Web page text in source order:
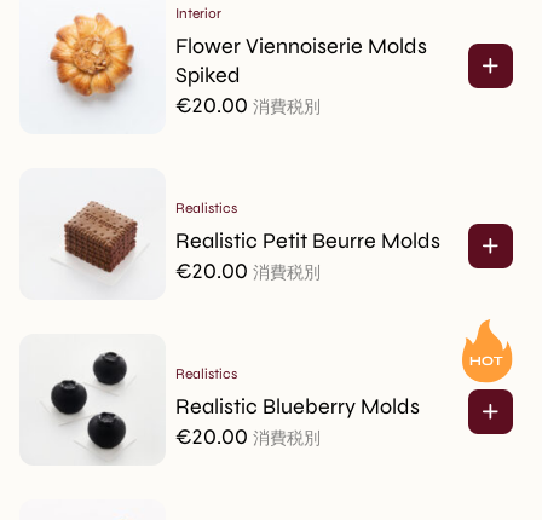
Interior
Flower Viennoiserie Molds
Spiked
€20.00 消費税別
Realistics
Realistic Petit Beurre Molds
€20.00 消費税別
Realistics
Realistic Blueberry Molds
€20.00 消費税別